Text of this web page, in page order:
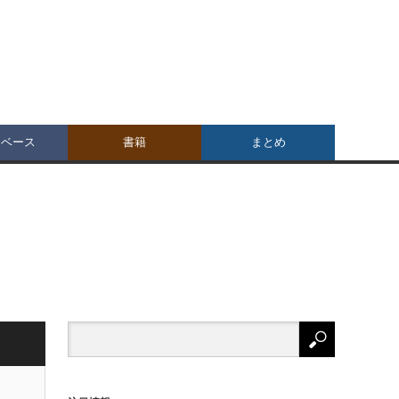
ース 書籍 まとめ